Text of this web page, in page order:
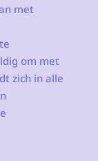
met
om met
zich in alle